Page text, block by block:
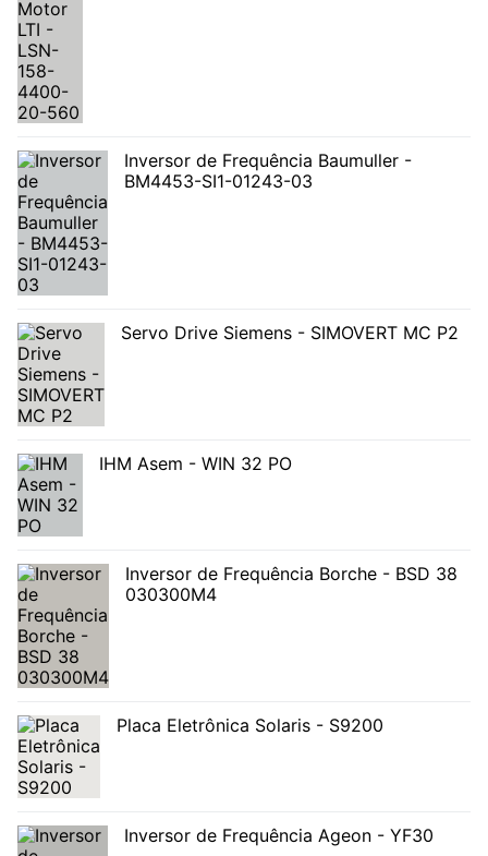
Inversor de Frequência Baumuller -
BM4453-SI1-01243-03
Servo Drive Siemens - SIMOVERT MC P2
IHM Asem - WIN 32 PO
Inversor de Frequência Borche - BSD 38
030300M4
Placa Eletrônica Solaris - S9200
Inversor de Frequência Ageon - YF30